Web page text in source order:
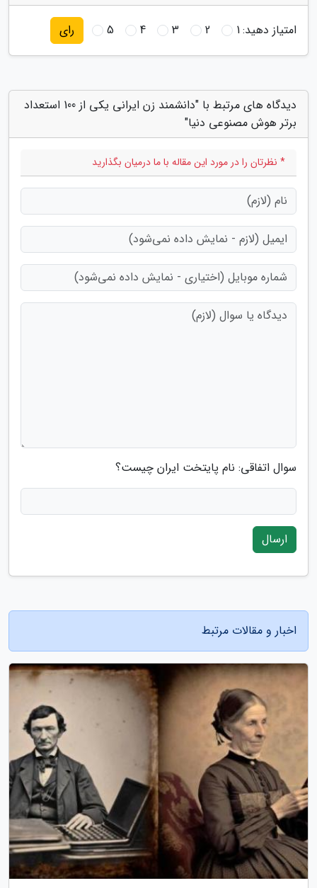
امتیاز دهید:1
2
3
4
5 رای
دیدگاه های مرتبط با "دانشمند زن ایرانی یکی از 100 استعداد
برتر هوش مصنوعی دنیا"
* نظرتان را در مورد این مقاله با ما درمیان بگذارید
سوال اتفاقی: نام پایتخت ایران چیست؟
ارسال
اخبار و مقالات مرتبط